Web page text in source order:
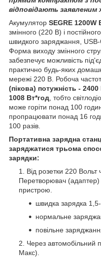
відповідають
Акумулятор SEGRE 1200W
змінного (220 В) і
швидкого заряджання,
Форма виходу змінного
забезпечує можливість
практично будь-яких
мережі 220 В. Робоча
(пікова) потужність - 2400
1008 Вт*год , тобто
може горіти понад 100
пропрацювати понад 16
100 разів.
Портативна зарядна
заряджатися трьома
зарядки:
Від розетки 220 Вольт
Перетворювач (адаптер)
пристрою.
швидка зарядка
нормальне
повільне
Через автомобільний
Макс).